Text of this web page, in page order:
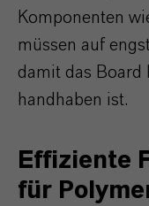
Komponenten
müssen auf
damit das Board
handhaben ist.
Effiziente
für